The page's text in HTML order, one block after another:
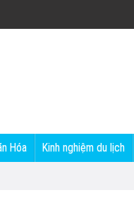
Hóa Kinh nghiệm du lịch